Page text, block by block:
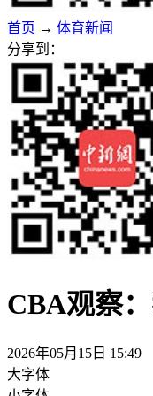
首页 → 体育新闻
分享到：
CBA观察
2026年05月15日 15:49
大字体